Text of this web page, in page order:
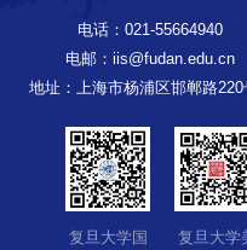
电话：021-55664940
电邮：iis@fudan.edu.cn
地址：上海市杨浦区邯郸路
复旦大学国 复旦大学